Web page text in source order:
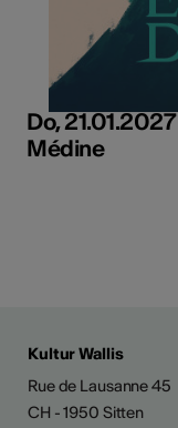
Do, 21.01.2027
Médine
Kultur Wallis
Rue de Lausanne 45
CH - 1950 Sitten